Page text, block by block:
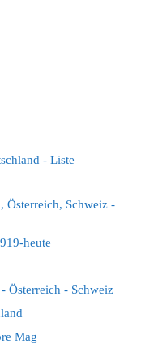
- Liste
Österreich, Schweiz -
heute
Österreich - Schweiz
Mag